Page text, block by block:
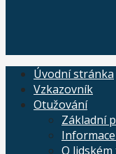
Úvodní stránka
Vzkazovník
Otužování
Základní
O lidském